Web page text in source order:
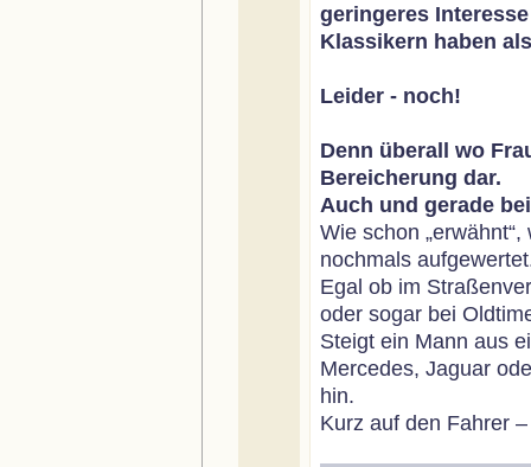
geringeres
Klassikern haben
Leider - noch!
Denn überall wo
Bereicherung dar.
Auch und gerade
Wie schon
nochmals
Egal ob im
oder sogar bei
Steigt ein Mann aus
Mercedes, Jaguar
hin.
Kurz auf den Fahrer